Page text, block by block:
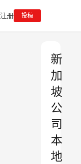
注册 投稿
新
加
坡
公
司
本
地